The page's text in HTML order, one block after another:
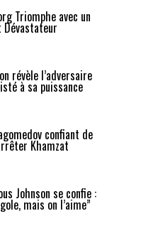
Triomphe avec un
Dévastateur
révèle l’adversaire
à sa puissance
confiant de
Khamzat
Johnson se confie :
mais on l’aime”